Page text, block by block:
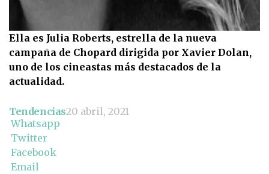
Ella es Julia Roberts, estrella de la nueva
campaña de Chopard dirigida por Xavier Dolan,
uno de los cineastas más destacados de la
actualidad.
Tendencias20 abril, 2021
Whatsapp
Twitter
Facebook
Email